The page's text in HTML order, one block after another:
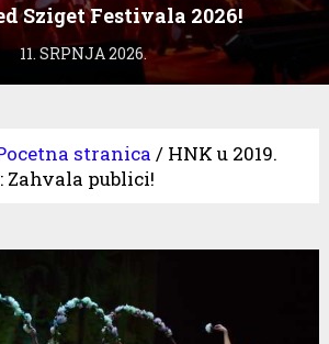
Sziget Festivala 2026!
11. SRPNJA 2026.
stranica / HNK u 2019.
Zahvala publici!